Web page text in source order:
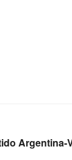
Argentina-